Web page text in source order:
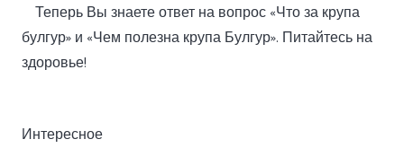
Теперь Вы знаете ответ на вопрос «Что за крупа
булгур» и «Чем полезна крупа Булгур». Питайтесь на
здоровье!
Интересное